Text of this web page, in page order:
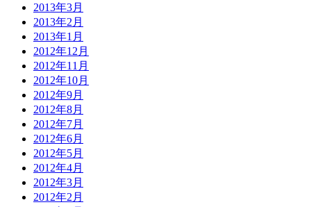
2013年3月
2013年2月
2013年1月
2012年12月
2012年11月
2012年10月
2012年9月
2012年8月
2012年7月
2012年6月
2012年5月
2012年4月
2012年3月
2012年2月